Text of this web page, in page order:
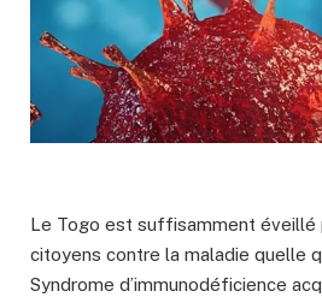
Le Togo est suffisamment éveillé
citoyens contre la maladie quelle
Syndrome d’immunodéficience